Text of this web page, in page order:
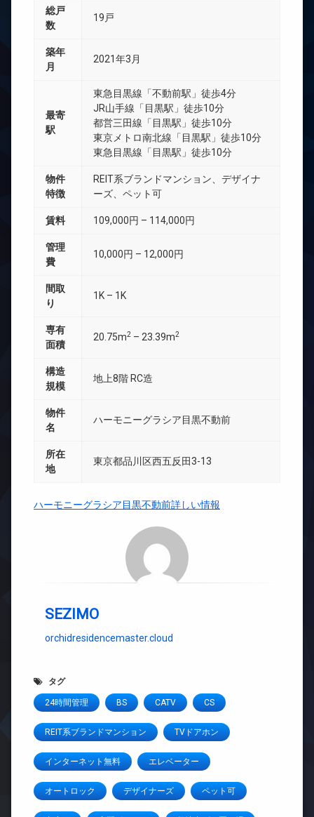
総戸
数
19戸
築年
月
2021年3月
最寄
駅
東急目黒線「不動前駅」徒歩4分
JR山手線「目黒駅」徒歩10分
都営三田線「目黒駅」徒歩10分
東京メトロ南北線「目黒駅」徒歩10分
東急目黒線「目黒駅」徒歩10分
物件
特徴
REIT系ブランドマンション、デザイナ
ーズ、ペット可
賃料 109,000円 – 114,000円
管理
費
10,000円 – 12,000円
間取
り
1K – 1K
専有
面積
20.75m2 – 23.39m2
構造
規模
地上8階 RC造
物件
名
ハーモニーグラシア目黒不動前
所在
地
東京都品川区西五反田3-13
ハーモニーグラシア目黒不動前詳しい情報
SEZIMO
orchidresidencemaster.cloud
タグ
24時間管理 BS CATV CS
REIT系ブランドマンション TVドアホン
インターネット無料 エレベーター
オートロック デザイナーズ ペット可